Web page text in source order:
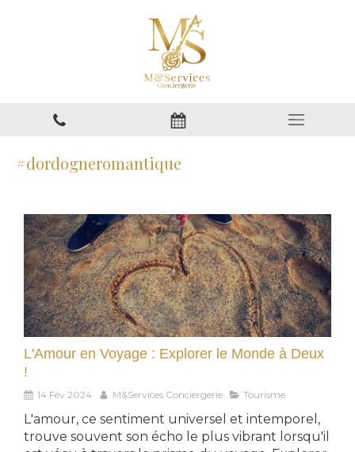
#dordogneromantique
L'Amour en Voyage : Explorer le Monde à Deux
!
14 Fév 2024 M&Services Conciergerie Tourisme
L'amour, ce sentiment universel et intemporel,
trouve souvent son écho le plus vibrant lorsqu'il